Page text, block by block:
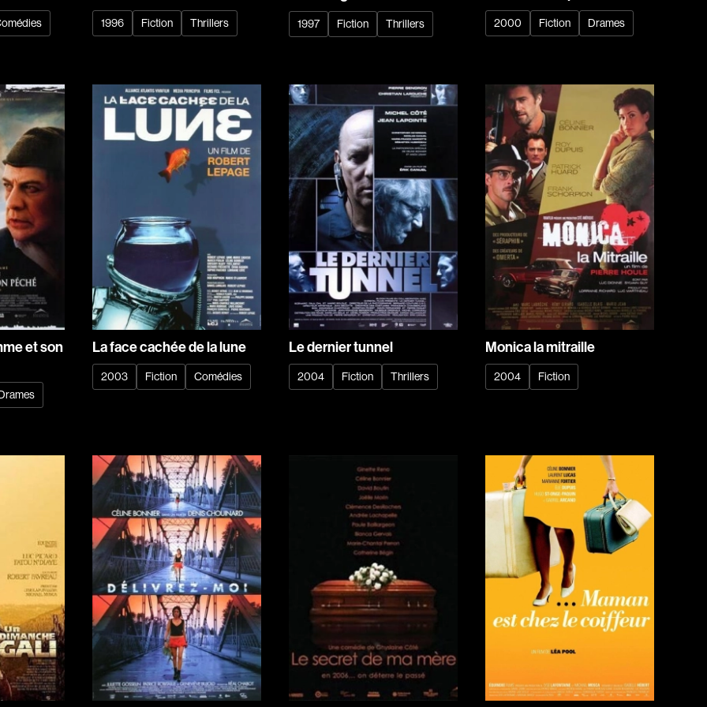
Réalisateur
(Daniel Grou) Podz
Absa Moussa Sene
Adam Camil
Adam Mark
Adams Dominique
Alacchi Carlo
Albernhe Tremblay Édouard
Albert Geneviève
Aliassa Babek
Alkhalidey Adib
Allard Gabriel
Allard Geneviève
Allen Jeremy Peter
Alleyn Jennifer
Almond Paul
Anderson Michael
André G. Lauraine
Angers Richard
Angrignon Yves
Annaud Jean-Jacques
Antaki Joseph
Anthian Pierre
Arcand Denys
Archambault Louise
Asselin Olivier
Asselin Jean-François
Attenborough Richard
Aubin David
Audy Michel
Ayotte Zachary
Azzopardi Mario
Baillargeon Paule
Baldi Gian Vittorio
Barbeau Paul
Barbeau-Lavalette Anaïs
Baric Nancy
1996 Fiction Thrillers 1997 Fiction Thrillers 2000 Fiction Drames
et son
La face cachée de la lune
2003 Fiction Comédies
Le dernier tunnel
2004 Fiction Thrillers
Monica la mitraille
2004 Fiction